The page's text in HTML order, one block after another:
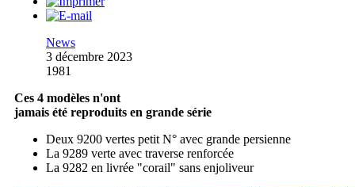
News
3 décembre 2023
1981
Ces 4 modèles n'ont
jamais été reproduits en grande série
Deux 9200 vertes petit N° avec grande persienne
La 9289 verte avec traverse renforcée
La 9282 en livrée "corail" sans enjoliveur